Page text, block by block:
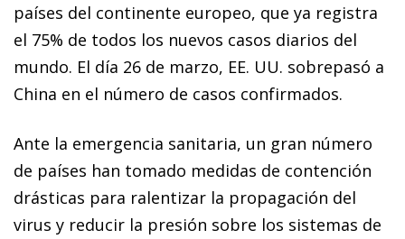
países del continente europeo, que ya registra
el 75% de todos los nuevos casos diarios del
mundo. El día 26 de marzo, EE. UU. sobrepasó a
China en el número de casos confirmados.
Ante la emergencia sanitaria, un gran número
de países han tomado medidas de contención
drásticas para ralentizar la propagación del
virus y reducir la presión sobre los sistemas de